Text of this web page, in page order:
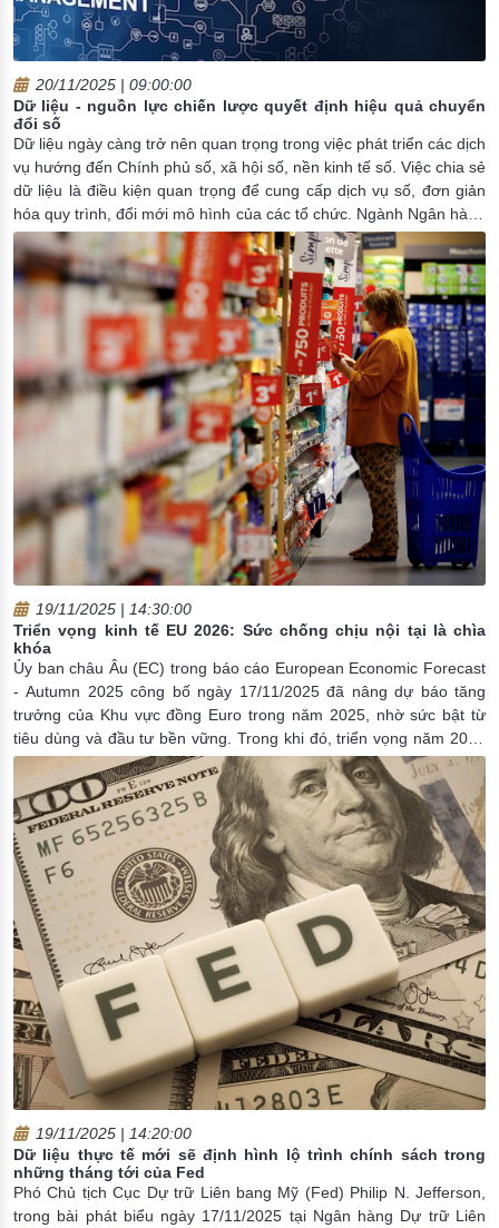
20/11/2025 | 09:00:00
Dữ liệu - nguồn lực chiến lược quyết định hiệu quả chuyển
đổi số
Dữ liệu ngày càng trở nên quan trọng trong việc phát triển các dịch
vụ hướng đến Chính phủ số, xã hội số, nền kinh tế số. Việc chia sẻ
dữ liệu là điều kiện quan trọng để cung cấp dịch vụ số, đơn giản
hóa quy trình, đổi mới mô hình của các tổ chức. Ngành Ngân hàng
đã sớm triển khai kết nối, liên thông dữ liệu để phát triển hệ sinh
thái số, nâng cao chất lượng dịch vụ, gia tăng tiện ích cho người
dân và doanh nghiệp.
19/11/2025 | 14:30:00
Triển vọng kinh tế EU 2026: Sức chống chịu nội tại là chìa
khóa
Ủy ban châu Âu (EC) trong báo cáo European Economic Forecast
- Autumn 2025 công bố ngày 17/11/2025 đã nâng dự báo tăng
trưởng của Khu vực đồng Euro trong năm 2025, nhờ sức bật từ
tiêu dùng và đầu tư bền vững. Trong khi đó, triển vọng năm 2026
được điều chỉnh giảm nhẹ trước bối cảnh kinh tế toàn cầu còn
nhiều thách thức, phản ánh sức chống chịu nội tại của Liên minh
châu Âu (EU) và vai trò quan trọng của các chính sách tài khóa
cùng các chương trình đầu tư chiến lược.
19/11/2025 | 14:20:00
Dữ liệu thực tế mới sẽ định hình lộ trình chính sách trong
những tháng tới của Fed
Phó Chủ tịch Cục Dự trữ Liên bang Mỹ (Fed) Philip N. Jefferson,
trong bài phát biểu ngày 17/11/2025 tại Ngân hàng Dự trữ Liên